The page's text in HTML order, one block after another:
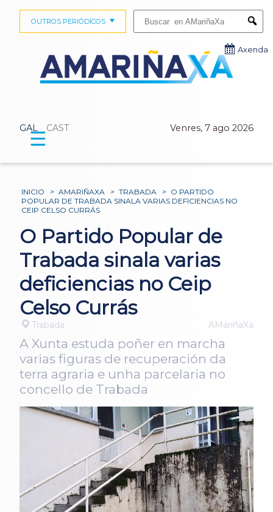
GAL CAST Venres, 7 ago 2026
OUTROS PERIÓDICOS
Axenda
☰
INICIO > AMARIÑAXA > TRABADA > O PARTIDO
POPULAR DE TRABADA SINALA VARIAS DEFICIENCIAS NO
CEIP CELSO CURRÁS
O Partido Popular de
Trabada sinala varias
deficiencias no Ceip
Celso Currás
Trabada AMariñaXa
A Xunta estuda poñer en marcha
varias figuras de recuperación da
terra agraria e unha parcelaria no
concello de Trabada